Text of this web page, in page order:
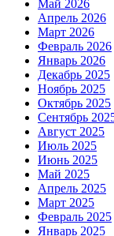
Май 2026
Апрель 2026
Март 2026
Февраль 2026
Январь 2026
Декабрь 2025
Ноябрь 2025
Октябрь 2025
Сентябрь
Август 2025
Июль 2025
Июнь 2025
Май 2025
Апрель 2025
Март 2025
Февраль 2025
Январь 2025